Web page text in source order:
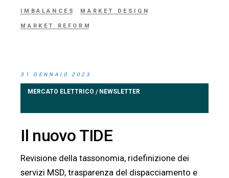
IMBALANCES MARKET DESIGN
MARKET REFORM
31 GENNAIO 2023
MERCATO ELETTRICO / NEWSLETTER
Il nuovo TIDE
Revisione della tassonomia, ridefinizione dei
servizi MSD, trasparenza del dispacciamento e